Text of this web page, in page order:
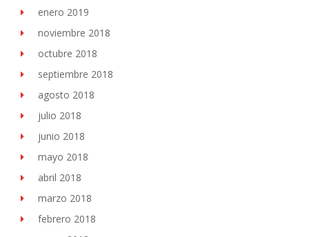
enero 2019
noviembre 2018
octubre 2018
septiembre 2018
agosto 2018
julio 2018
junio 2018
mayo 2018
abril 2018
marzo 2018
febrero 2018